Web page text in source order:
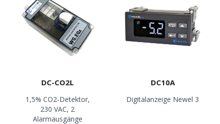
DC-CO2L
1,5% CO2-Detektor,
230 VAC, 2
Alarmausgänge
DC10A
Digitalanzeige Newel 3